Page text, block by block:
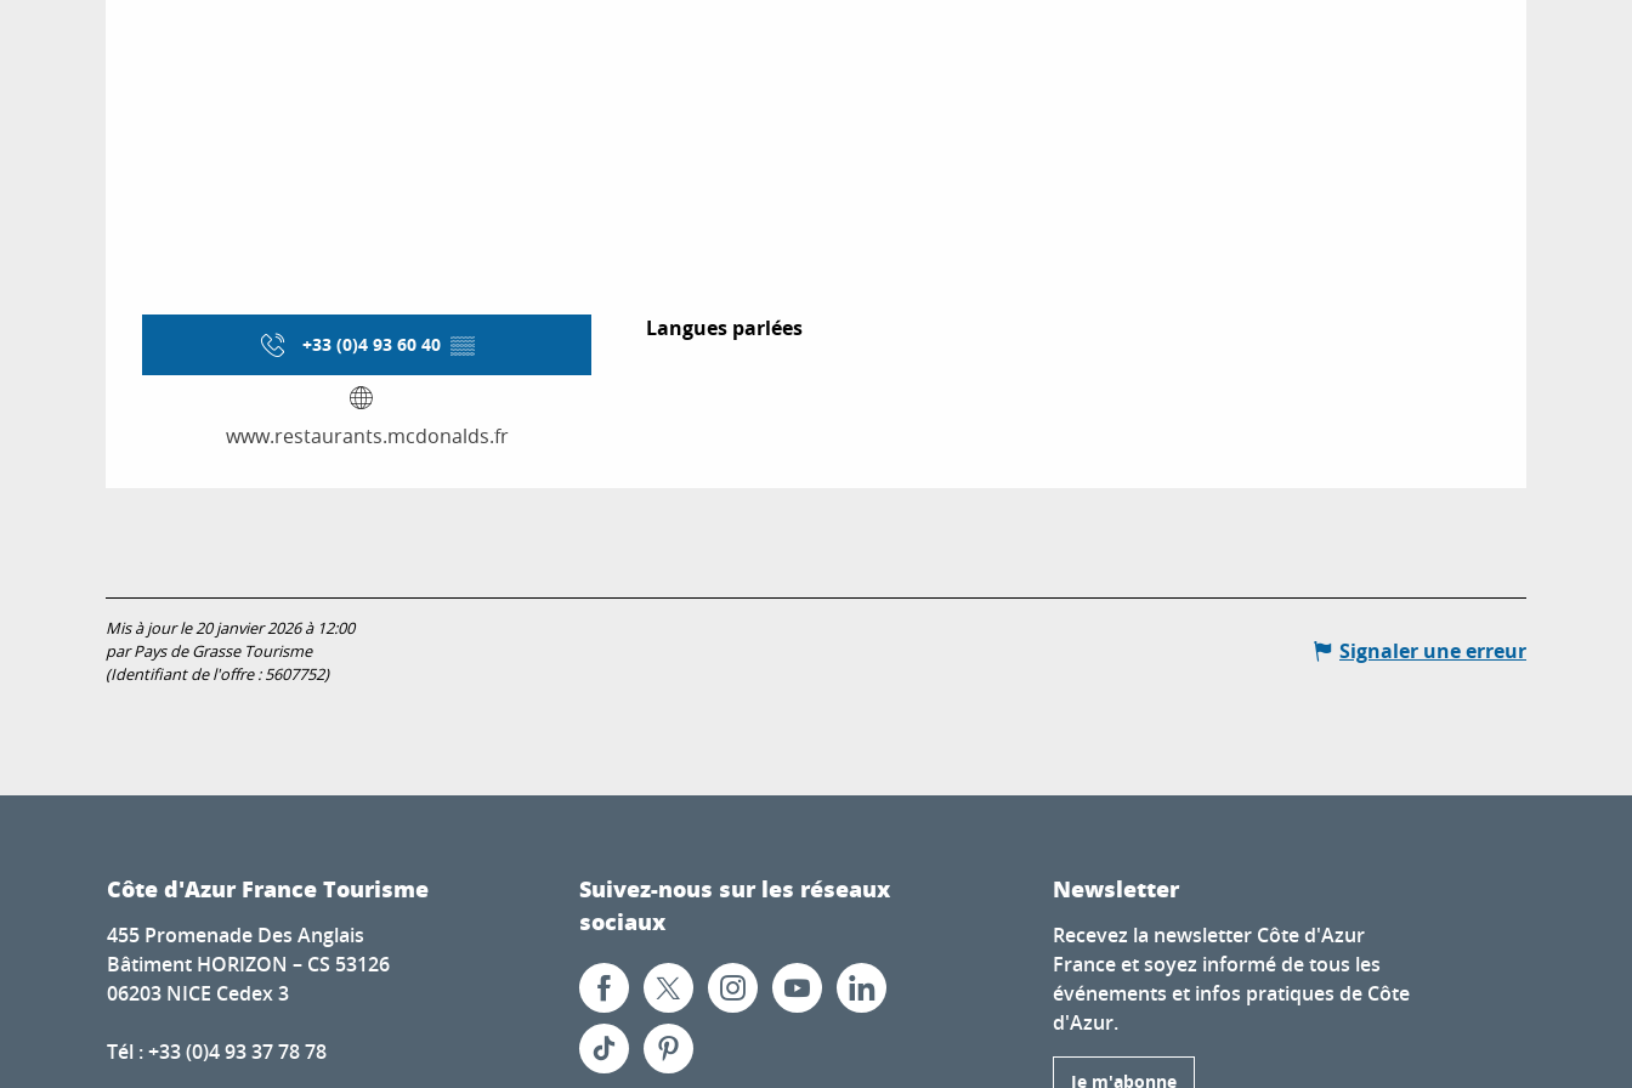
+33 (0)4 93 60 40 ▒▒
www.restaurants.mcdonalds.fr
Langues parlées
Langues parlées
Mis à jour le 20 janvier 2026 à 12:00
par Pays de Grasse Tourisme
(Identifiant de l'offre :5607752)
Signaler une erreur
Côte d'Azur France Tourisme
455 Promenade Des Anglais
Bâtiment HORIZON – CS 53126
06203 NICE Cedex 3
Tél : +33 (0)4 93 37 78 78
Suivez-nous sur les réseaux
sociaux
Newsletter
Recevez la newsletter Côte d'Azur
France et soyez informé de tous les
événements et infos pratiques de Côte
d'Azur.
Je m'abonne